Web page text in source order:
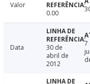
Valor
0.00
Data
30 de
abril de
2012
7